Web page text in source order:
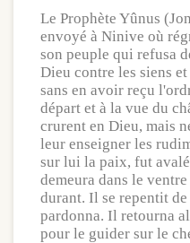
Le Prophète Yûnus
envoyé à Ninive où
son peuple qui refusa
Dieu contre les siens
sans en avoir reçu
départ et à la vue du
crurent en Dieu, mais
leur enseigner les
sur lui la paix, fut
demeura dans le
durant. Il se repentit
pardonna. Il retourna
pour le guider sur le